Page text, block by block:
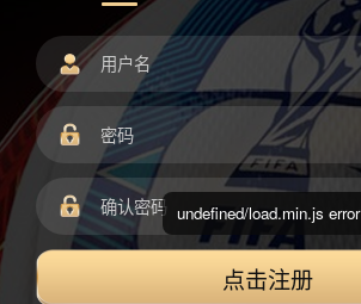
点击注册
undefined/load.min.js error